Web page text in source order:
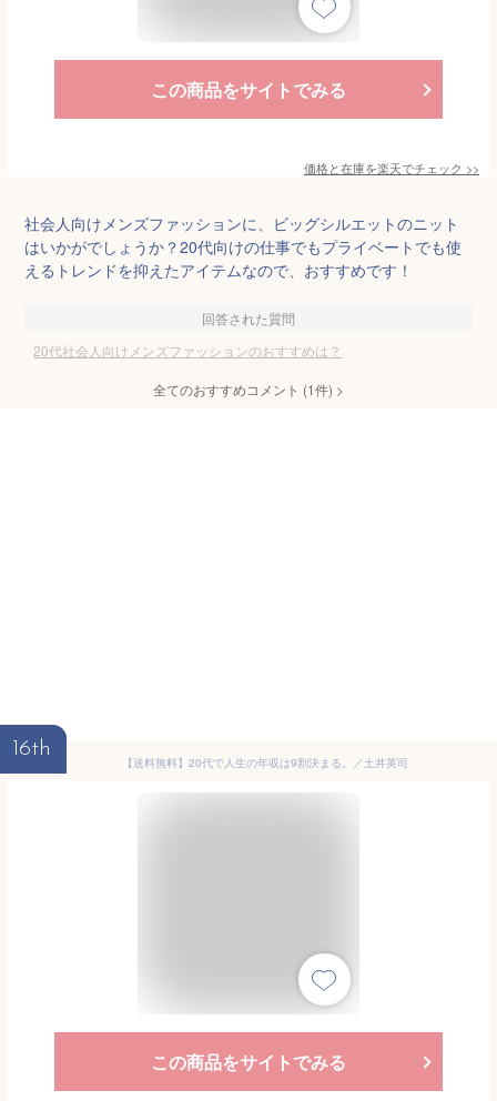
この商品をサイトでみる
価格と在庫を楽天でチェック >>
社会人向けメンズファッションに、ビッグシルエットのニット
はいかがでしょうか？20代向けの仕事でもプライベートでも使
えるトレンドを抑えたアイテムなので、おすすめです！
回答された質問
20代社会人向けメンズファッションのおすすめは？
全てのおすすめコメント (1件) >
16th
【送料無料】20代で人生の年収は9割決まる。／土井英司
この商品をサイトでみる